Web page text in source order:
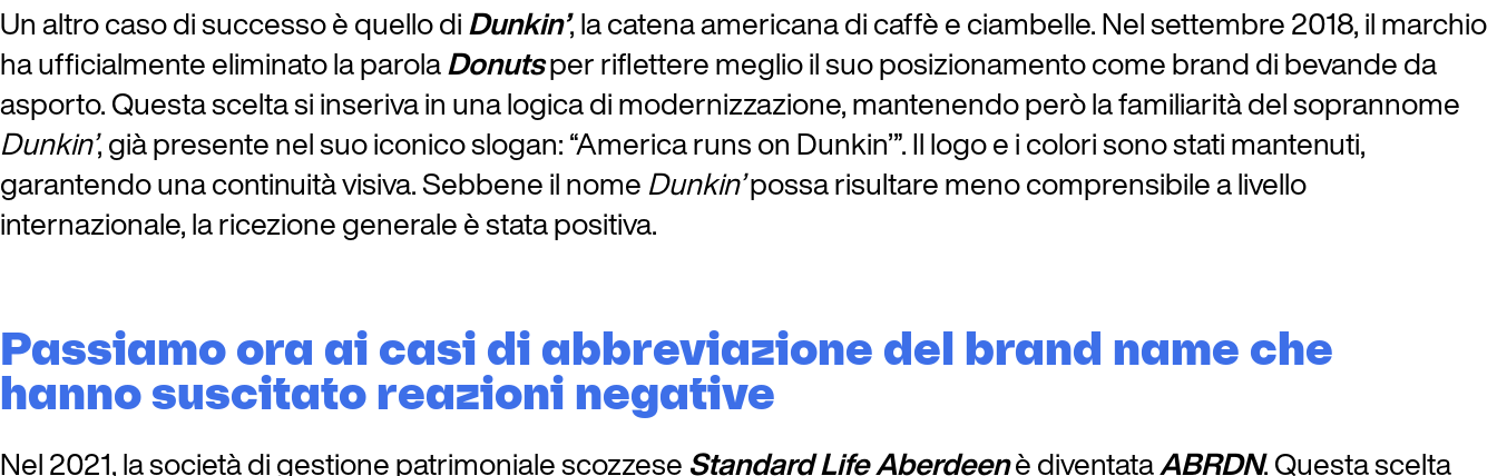
Un altro caso di successo è quello diDunkin’, la catena americana di caffè e ciambelle. Nel settembre 2018, il marchio
ha ufficialmente eliminato la parolaDonutsper riflettere meglio il suo posizionamento come brand di bevande da
asporto. Questa scelta si inseriva in una logica di modernizzazione, mantenendo però la familiarità del soprannome
Dunkin’, già presente nel suo iconico slogan: “America runs on Dunkin’”. Il logo e i colori sono stati mantenuti,
garantendo una continuità visiva. Sebbene il nomeDunkin’possa risultare meno comprensibile a livello
internazionale, la ricezione generale è stata positiva.
Passiamo ora ai casi di abbreviazione del brand name che
hanno suscitato reazioni negative
Nel 2021, la società di gestione patrimoniale scozzese Standard Life Aberdeenè diventataABRDN. Questa scelta